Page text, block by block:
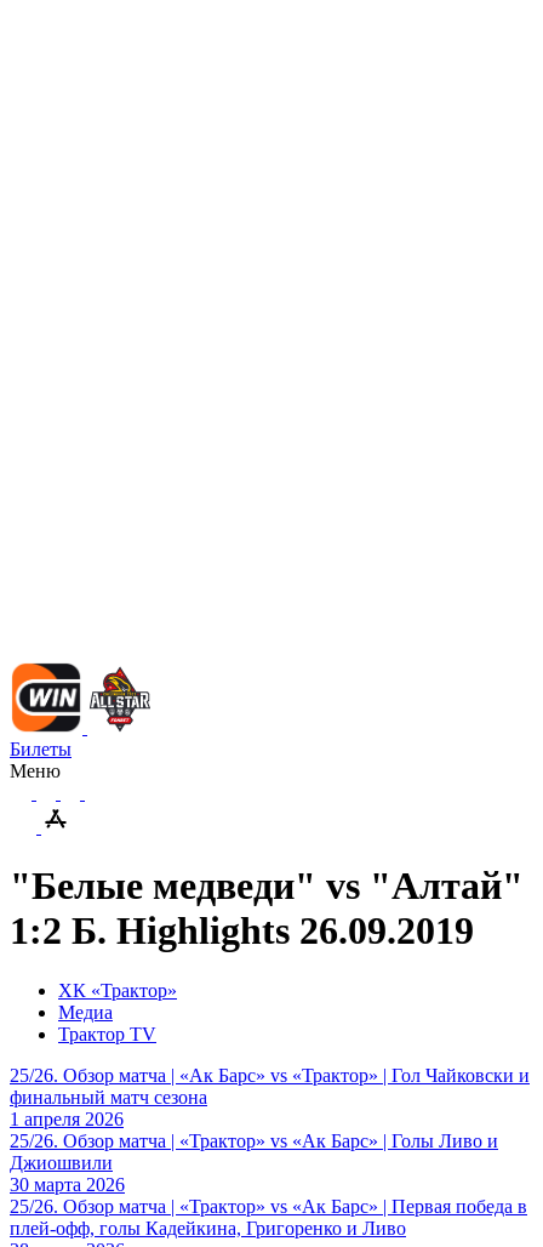
Билеты
Меню
"Белые медведи" vs "Алтай"
1:2 Б. Highlights 26.09.2019
ХК «Трактор»
Медиа
Трактор TV
25/26. Обзор матча | «Ак Барс» vs «Трактор» | Гол Чайковски и
финальный матч сезона
1 апреля 2026
25/26. Обзор матча | «Трактор» vs «Ак Барс» | Голы Ливо и
Джиошвили
30 марта 2026
25/26. Обзор матча | «Трактор» vs «Ак Барс» | Первая победа в
плей-офф, голы Кадейкина, Григоренко и Ливо